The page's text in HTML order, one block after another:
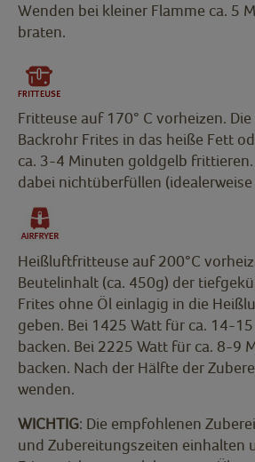
Wenden bei kleiner Flamme ca. 5
braten.
Fritteuse auf 170° C vorheizen.
Backrohr Frites in das heiße Fett
ca. 3-4 Minuten goldgelb
dabei nichtüberfüllen
Heißluftfritteuse auf 200°C
Beutelinhalt (ca. 450g) der
Frites ohne Öl einlagig in die
geben. Bei 1425 Watt für ca. 14-
backen. Bei 2225 Watt für ca. 8-9
backen. Nach der Hälfte der
wenden.
WICHTIG: Die empfohlenen
und Zubereitungszeiten einhalten